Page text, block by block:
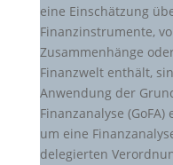
eine Einschätzung
Finanzinstrumente,
Zusammenhänge
Finanzwelt enthält,
Anwendung der
Finanzanalyse
um eine
delegierten